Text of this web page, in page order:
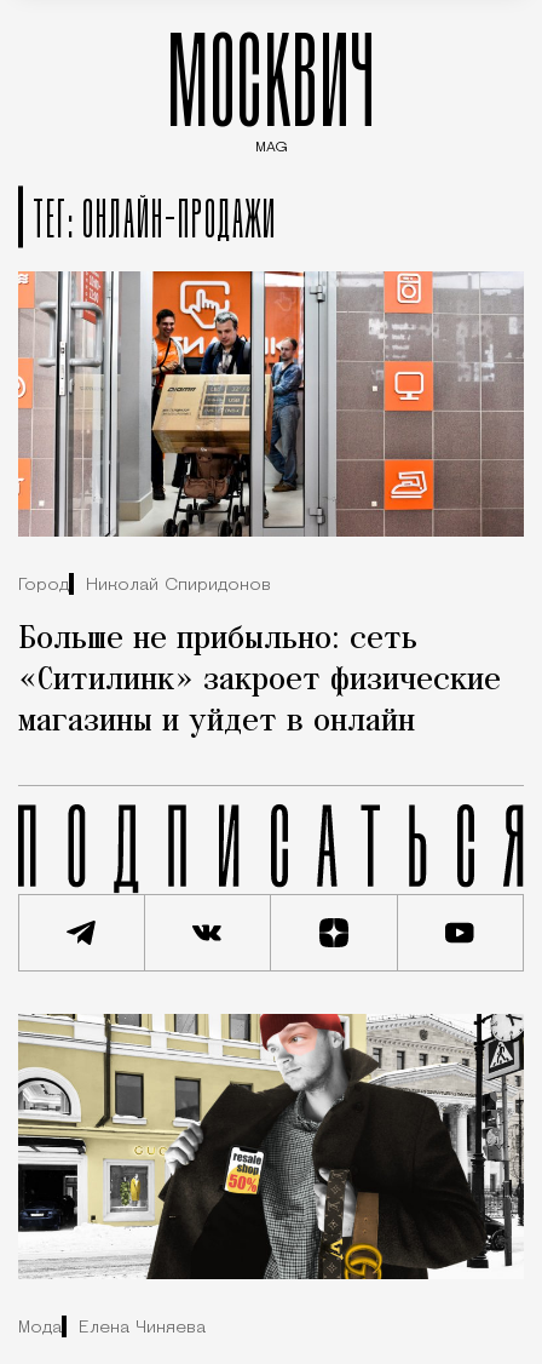
МОСКВИЧ
MAG
ТЕГ: ОНЛАЙН-ПРОДАЖИ
Город Николай Спиридонов
Больше не прибыльно: сеть
«Ситилинк» закроет физические
магазины и уйдет в онлайн
Мода Елена Чиняева